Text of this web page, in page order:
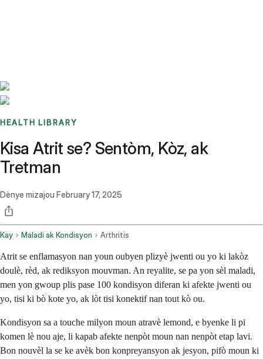
HEALTH LIBRARY
Kisa Atrit se? Sentòm, Kòz, ak
Tretman
Dènye mizajou February 17, 2025
Kay Maladi ak Kondisyon Arthritis
Atrit se enflamasyon nan youn oubyen plizyè jwenti ou yo ki lakòz
doulè, rèd, ak rediksyon mouvman. An reyalite, se pa yon sèl maladi,
men yon gwoup plis pase 100 kondisyon diferan ki afekte jwenti ou
yo, tisi ki bò kote yo, ak lòt tisi konektif nan tout kò ou.
Kondisyon sa a touche milyon moun atravè lemond, e byenke li pi
komen lè nou aje, li kapab afekte nenpòt moun nan nenpòt etap lavi.
Bon nouvèl la se ke avèk bon konpreyansyon ak jesyon, pifò moun ki